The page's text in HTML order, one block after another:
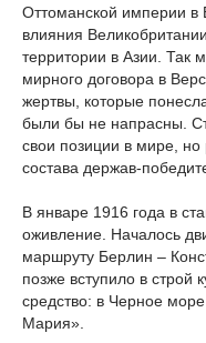
Оттоманской империи
влияния
территории в Азии. Так
мирного договора в
жертвы, которые
были бы не напрасны.
свои позиции в мире,
состава держав-
В январе 1916 года в
оживление. Началось
маршруту Берлин –
позже вступило в строй
средство: в Черное
Мария».